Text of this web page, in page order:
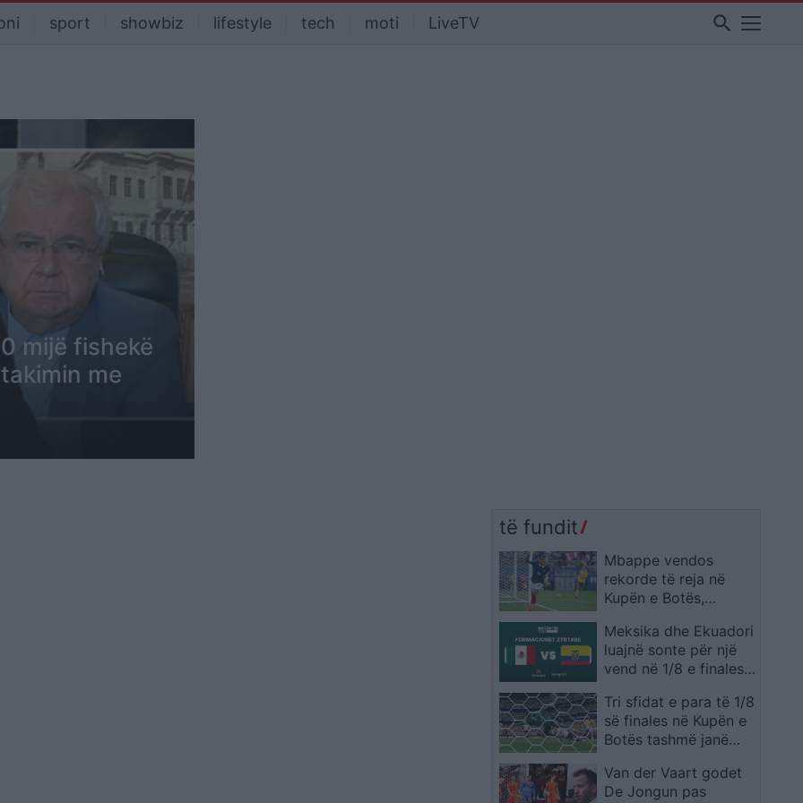
sport showbiz lifestyle tech moti LiveTV search
mijë fishekë
me
të fundit
Mbappe vendos
rekorde të reja në
Kupën e Botës,
emra legjendarë
Meksika dhe Ekuadori
luajnë sonte për një
vend në 1/8 e finales,
formacionet zyrtare
Tri sfidat e para të 1/8
së finales në Kupën e
Botës tashmë janë
Van der Vaart godet
De Jongun pas